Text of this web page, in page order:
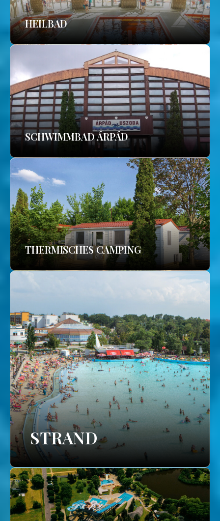
HEILBAD
SCHWIMMBAD ÁRPÁD
THERMISCHES CAMPING
STRAND